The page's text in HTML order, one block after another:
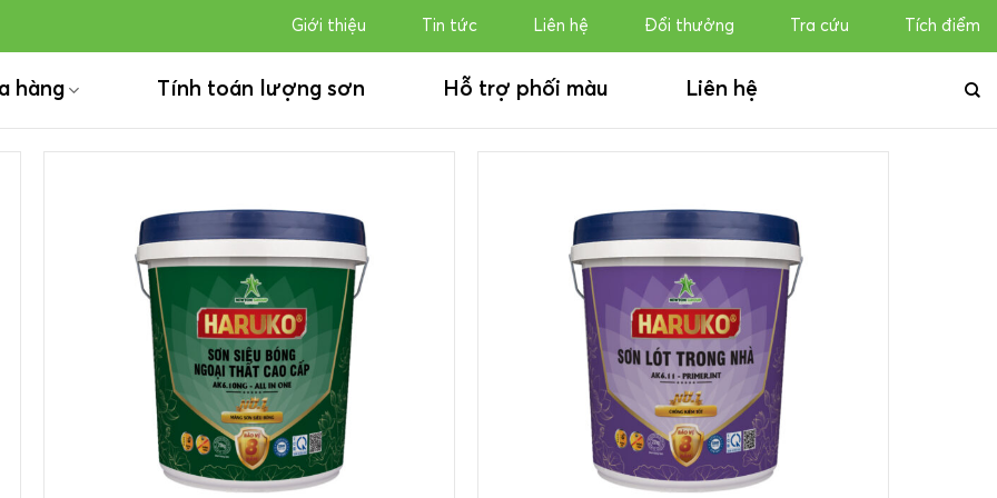
Giới thiệu Tin tức Liên hệ Đổi thưởng Tra cứu Tích điểm
hàng Tính toán lượng sơn Hỗ trợ phối màu Liên hệ